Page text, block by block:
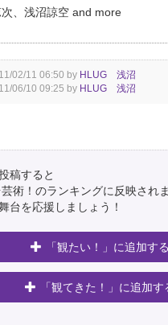
、浅沼諒空 and more
02/11 06:50 by HLUG 浅沼
06/10 09:25 by HLUG 浅沼
稿すると
術！のランキングに反映されま
台を応援しましょう！
「観たい！」に追加する
「観てきた！」に追加す